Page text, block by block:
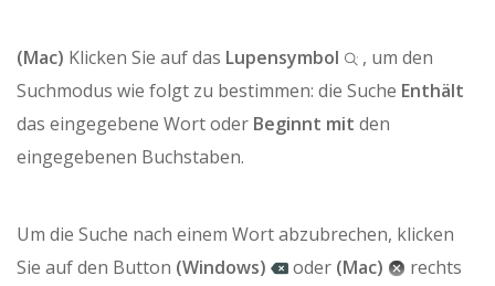
(Mac) Klicken Sie auf das Lupensymbol
, um den
Suchmodus wie folgt zu bestimmen: die Suche Enthält
das eingegebene Wort oder Beginnt mit den
eingegebenen Buchstaben.
Um die Suche nach einem Wort abzubrechen, klicken
Sie auf den Button (Windows) oder (Mac)
rechts